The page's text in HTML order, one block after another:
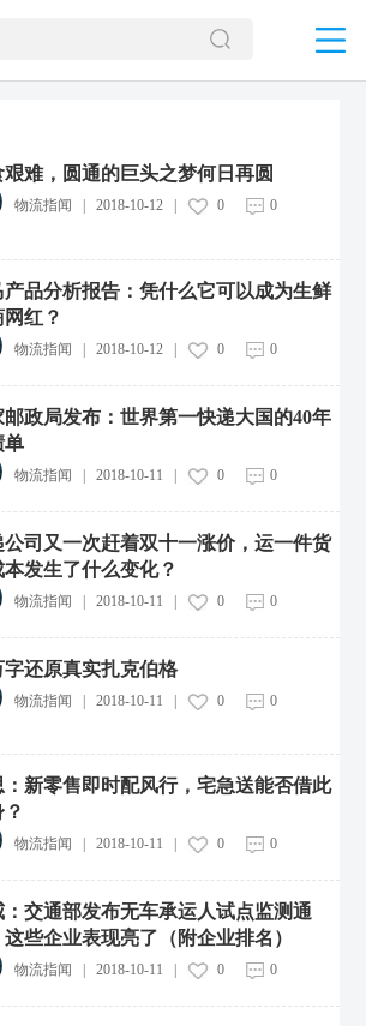
艰难，圆通的巨头之梦何日再圆
物流指闻 2018-10-12| 0 0
产品分析报告：凭什么它可以成为生鲜
网红？
物流指闻 | 2018-10-12| 0 0
邮政局发布：世界第一快递大国的40年
单
物流指闻 | 2018-10-11 | 0 0
公司又一次赶着双十一涨价，运一件货
本发生了什么变化？
物流指闻 | 2018-10-11 | 0 0
字还原真实扎克伯格
物流指闻 | 2018-10-11 | 0 0
：新零售即时配风行，宅急送能否借此
物流指闻 2018-10-11 0 0
：交通部发布无车承运人试点监测通
些企业表现亮了（附企业排名）
物流指闻 2018-10-11 0 0